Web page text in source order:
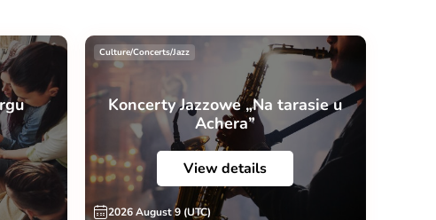
Culture/Concerts/Jazz
Koncerty Jazzowe „Na tarasie u
Achera”
View details
2026 August 9 (UTC)